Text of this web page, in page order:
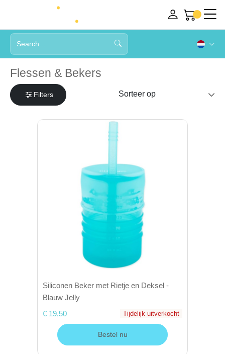
Flessen & Bekers
Filters
Siliconen Beker met Rietje en Deksel -
Blauw Jelly
€ 19,50
Tijdelijk uitverkocht
Bestel nu